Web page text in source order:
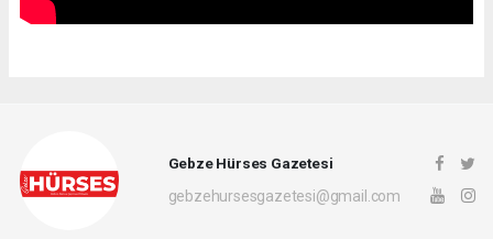
Gebze Hürses Gazetesi
gebzehursesgazetesi@gmail.com